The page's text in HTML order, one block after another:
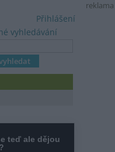
reklama
vyhledávání
Přihlášení